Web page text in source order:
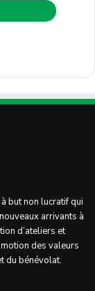
but non lucratif qui
arrivants à
d’ateliers et
des valeurs
du bénévolat.